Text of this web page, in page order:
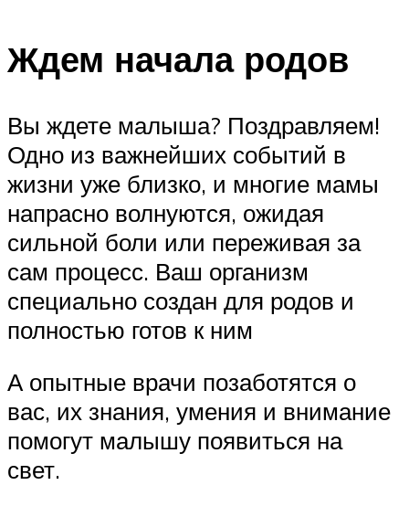
Ждем начала родов
Вы ждете малыша? Поздравляем!
Одно из важнейших событий в
жизни уже близко, и многие мамы
напрасно волнуются, ожидая
сильной боли или переживая за
сам процесс. Ваш организм
специально создан для родов и
полностью готов к ним
А опытные врачи позаботятся о
вас, их знания, умения и внимание
помогут малышу появиться на
свет.